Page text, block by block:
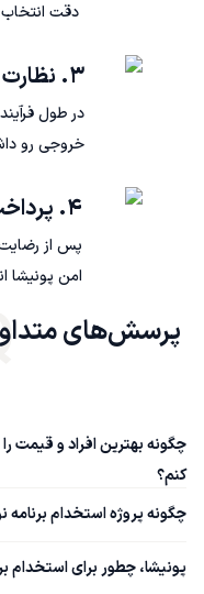
دقت
۳. نظارت بر پروژه
در طول
خروجی رو
۴. پرداخت امن
پس از رضایت
امن پونیشا
پرسش‌های
چگونه بهترین افراد و قیمت
کنم؟
چگونه پروژه استخدام
پونیشا، چطور برای